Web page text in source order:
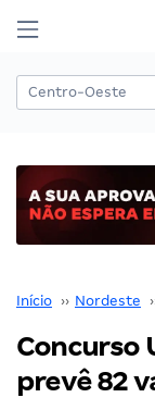
Início ›› Nordeste
Concurso
prevê 82